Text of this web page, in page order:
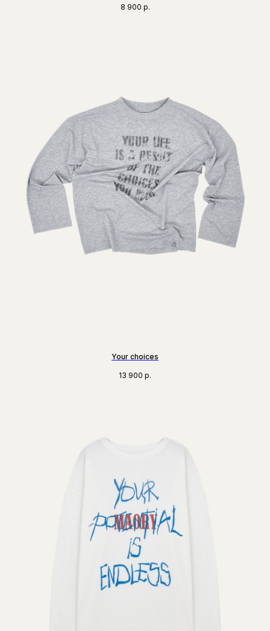
8 900 р.
Your choices
13 900 р.